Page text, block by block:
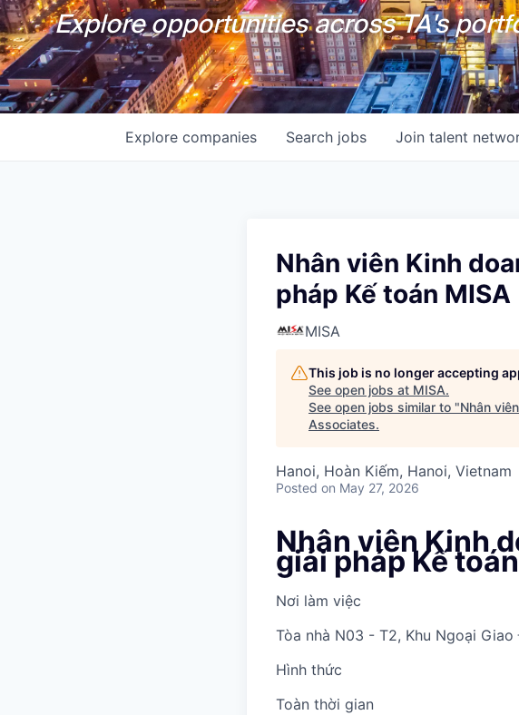
Explore opportunities across TA's
Search jobs
Explore companies Join talent
Nhân viên Kinh
pháp Kế toán MISA
MISA
This job is no longer accepting
See open jobs at MISA.
See open jobs similar to "Nhân
Associates.
Hanoi, Hoàn Kiếm, Hanoi, Vietnam
Posted on May 27, 2026
Nhân viên Kinh
giải pháp Kế
Nơi làm việc
Tòa nhà N03 - T2, Khu Ngoại
Hình thức
Toàn thời gian